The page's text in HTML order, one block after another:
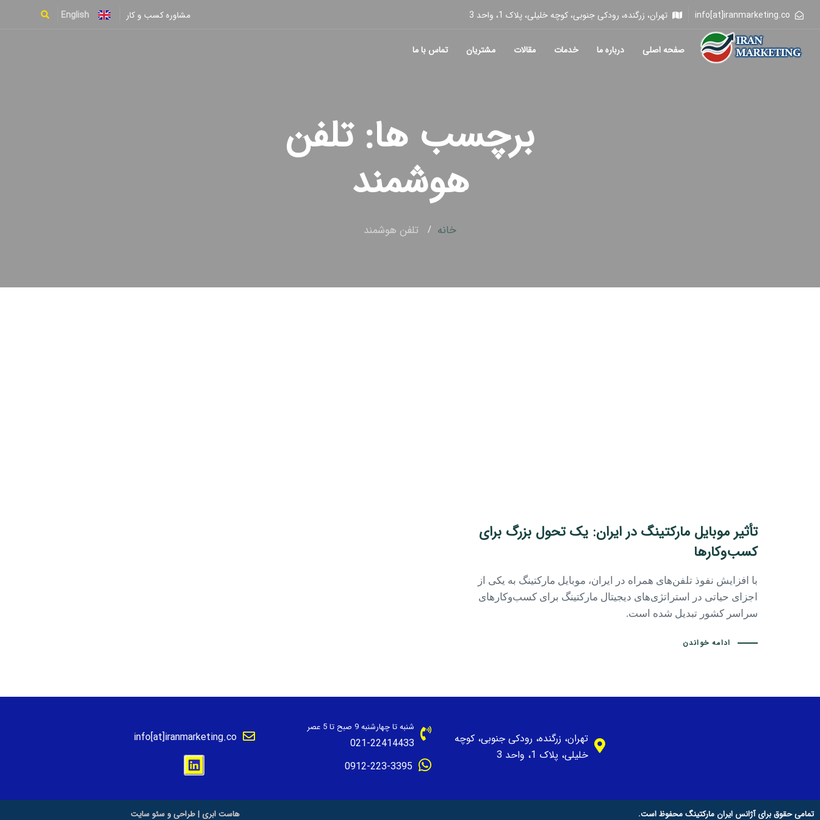
info[at]iranmarketing.co تهران، زرگنده، رودکی جنوبی، کوچه خلیلی، پلاک 1، واحد 3 مشاوره کسب و کار English
صفحه اصلی درباره ما خدمات مقالات مشتریان تماس با ما
برچسب ها: تلفن
هوشمند
خانه تلفن هوشمند
تأثیر موبایل مارکتینگ در ایران: یک تحول بزرگ برای
کسب‌وکارها
با افزایش نفوذ تلفن‌های همراه در ایران، موبایل مارکتینگ به یکی از
اجزای حیاتی در استراتژی‌های دیجیتال مارکتینگ برای کسب‌وکارهای
سراسر کشور تبدیل شده است.
ادامه خواندن
تهران، زرگنده، رودکی جنوبی، کوچه
خلیلی، پلاک 1، واحد 3
شنبه تا چهارشنبه 9 صبح تا 5 عصر
021-22414433
0912-223-3395
info[at]iranmarketing.co
تمامی حقوق برای آژانس ایران مارکتینگ محفوظ است. هاست ابری |طراحی و سئو سایت